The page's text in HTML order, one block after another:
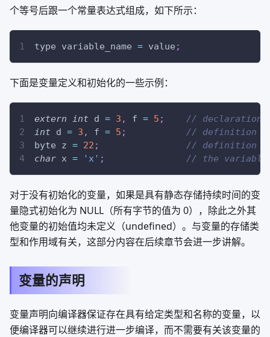
个等号后跟一个常量表达式组成，如下所示：
type variable_name = value ;
下面是变量定义和初始化的一些示例：
extern int d = 3 , f = 5 ;
// declaration
int d = 3 , f = 5 ;
// definition
byte z = 22 ;
// definition
char x = 'x' ; // the
对于没有初始化的变量，如果是具有静态存储持续时间的变
量隐式初始化为 NULL（所有字节的值为 0），除此之外其
他变量的初始值均未定义（undefined）。与变量的存储类
型和作用域有关，这部分内容在后续章节会进一步讲解。
变量的声明
变量声明向编译器保证存在具有给定类型和名称的变量，以
便编译器可以继续进行进一步编译，而不需要有关该变量的